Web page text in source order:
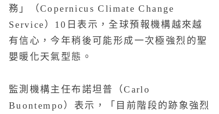
務」（Copernicus Climate Change
Service）10日表示，全球預報機構越來越
有信心，今年稍後可能形成一次極強烈的聖
嬰暖化天氣型態。
監測機構主任布諾坦普（Carlo
Buontempo）表示，「目前階段的跡象強烈